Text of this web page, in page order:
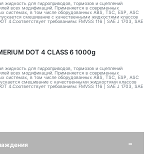
жидкость для гидроприводов, тормозов и сцеплений
всех модификаций. Применяется в современных
системах, в том числе оборудованных ABS, TSC, ESP, ASC
смешивание с качественными жидкостями классов
4.Соответствует требованиям: FMVSS 116 | SAE J 1703, SAE
DOT 4 CLASS 6 1000g
жидкость для гидроприводов, тормозов и сцеплений
всех модификаций. Применяется в современных
системах, в том числе оборудованных ABS, TSC, ESP, ASC
смешивание с качественными жидкостями классов
4.Соответствует требованиям: FMVSS 116 | SAE J 1703, SAE